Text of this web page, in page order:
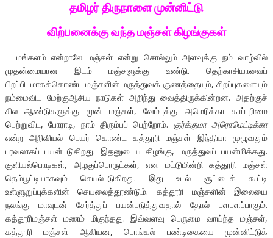
தமிழர் திருநாளை முன்னிட்டு
விற்பனைக்கு வந்த மஞ்சள் கிழங்குகள்
மங்களம் என்றாலே மஞ்சள் என்று சொல்லும் அளவுக்கு நம் வாழ்வில்
முதன்மையான இடம் மஞ்சளுக்கு உண்டு. தெற்காசியாவைப்
பிறப்பிடமாகக்கொண்ட மஞ்சளின் மருத்துவக் குணத்தையும், சிறப்புகளையும்
நம்மைவிட மேற்குஆசிய நாடுகள் அறிந்து வைத்திருக்கின்றன. அதற்குச்
சில ஆண்டுகளுக்கு முன் மஞ்சள், வேம்புக்கு அமெரிக்கா காப்புரிமை
பெற்றுவிட, போராடி, நாம் திரும்பப் பெற்றோம். குர்க்குமா அரொமெட்டிக்கா
என்ற அறிவியல் பெயர் கொண்ட கத்தூரி மஞ்சள் இந்தியா முழுவதும்
பரவலாகப் பயன்படுகிறது. இதனுடைய கிழங்கு, மருத்துவப் பயன்மிக்கது.
குளியல்பொடிகள், அழகுப்பொருட்கள், என மட்டுமின்றி கத்தூரி மஞ்சள்
தெம்பூட்டியாகவும் செயல்படுகிறது. இது உடல் சூட்டைக் கூட்டி
உள்ளுறுப்புக்களின் செயலைத்தூண்டும். கத்தூரி மஞ்சளின் இலையை
நலங்கு மாவுடன் சேர்த்துப் பயன்படுத்துவதால் தோல் பளபளப்பாகும்.
கத்தூரிமஞ்சள் மணம் மிகுந்தது. இவ்வளவு பெருமை வாய்ந்த மஞ்சள்,
கத்தூரி மஞ்சள் ஆகியன, பொங்கல் பண்டிகையை முன்னிட்டுக்